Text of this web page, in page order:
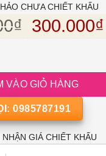
CHƯA CHIẾT KHẤU
₫ Giá gốc
300.000₫
Reserva Syrah số
VÀO GIỎ HÀNG
0985787191
NHẬN GIÁ CHIẾT KHẤU